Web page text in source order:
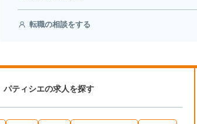
転職の相談をする
パティシエの求人を探す